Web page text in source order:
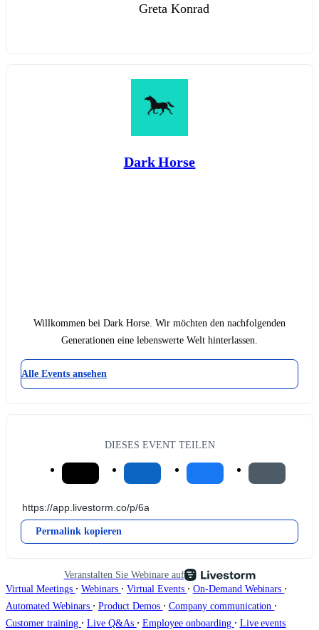
Greta Konrad
Dark Horse
Willkommen bei Dark Horse. Wir möchten den nachfolgenden
Generationen eine lebenswerte Welt hinterlassen.
Alle Events ansehen
DIESES EVENT TEILEN
Permalink kopieren
Veranstalten Sie Webinare auf
Virtual Meetings ∙ Webinars ∙ Virtual Events ∙ On-Demand Webinars ∙
Automated Webinars ∙ Product Demos ∙ Company communication ∙
Customer training ∙ Live Q&As ∙ Employee onboarding ∙ Live events